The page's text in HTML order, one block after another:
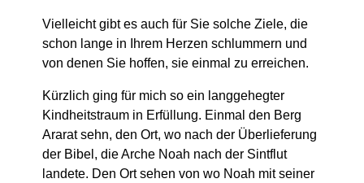
Vielleicht gibt es auch für Sie solche Ziele, die
schon lange in Ihrem Herzen schlummern und
von denen Sie hoffen, sie einmal zu erreichen.
Kürzlich ging für mich so ein langgehegter
Kindheitstraum in Erfüllung. Einmal den Berg
Ararat sehn, den Ort, wo nach der Überlieferung
der Bibel, die Arche Noah nach der Sintflut
landete. Den Ort sehen von wo Noah mit seiner